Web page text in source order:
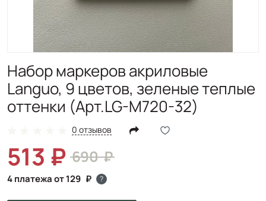
Набор маркеров акриловые
Languo, 9 цветов, зеленые теплые
оттенки (Арт.LG-M720-32)
0 отзывов
690
513
4 платежа от 129 ?